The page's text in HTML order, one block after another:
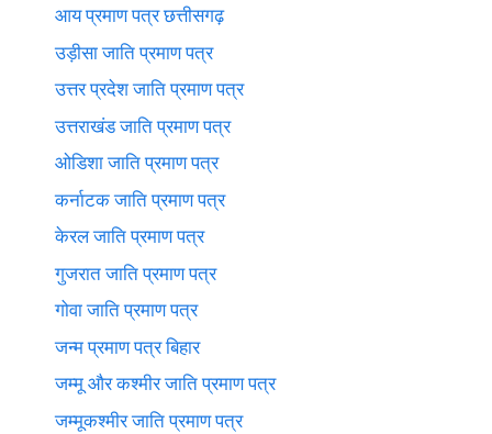
आय प्रमाण पत्र छत्तीसगढ़
उड़ीसा जाति प्रमाण पत्र
उत्तर प्रदेश जाति प्रमाण पत्र
उत्तराखंड जाति प्रमाण पत्र
ओडिशा जाति प्रमाण पत्र
कर्नाटक जाति प्रमाण पत्र
केरल जाति प्रमाण पत्र
गुजरात जाति प्रमाण पत्र
गोवा जाति प्रमाण पत्र
जन्म प्रमाण पत्र बिहार
जम्मू और कश्मीर जाति प्रमाण पत्र
जम्मूकश्मीर जाति प्रमाण पत्र